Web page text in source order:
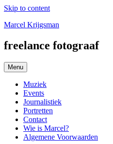
Skip to content
Marcel Krijgsman
freelance fotograaf
Menu
Muziek
Events
Journalistiek
Portretten
Contact
Wie is Marcel?
Algemene Voorwaarden